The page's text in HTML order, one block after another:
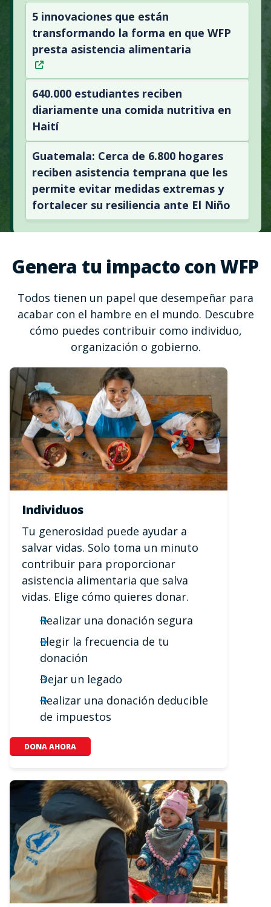
5 innovaciones que están
transformando la forma en que WFP
presta asistencia alimentaria
640.000 estudiantes reciben
diariamente una comida nutritiva en
Haití
Guatemala: Cerca de 6.800 hogares
reciben asistencia temprana que les
permite evitar medidas extremas y
fortalecer su resiliencia ante El Niño
Genera tu impacto con WFP
Todos tienen un papel que desempeñar para
acabar con el hambre en el mundo. Descubre
cómo puedes contribuir como individuo,
organización o gobierno.
Individuos
Tu generosidad puede ayudar a
salvar vidas. Solo toma un minuto
contribuir para proporcionar
asistencia alimentaria que salva
vidas. Elige cómo quieres donar.
Realizar una donación segura
Elegir la frecuencia de tu
donación
Dejar un legado
Realizar una donación deducible
de impuestos
DONA AHORA